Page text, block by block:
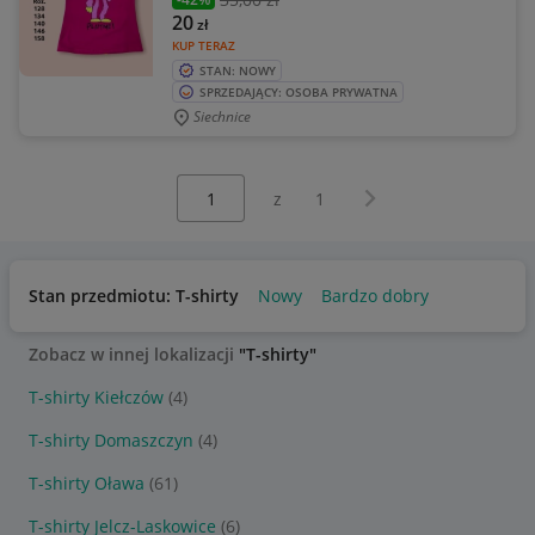
KUP TERAZ
20zł
STAN: NOWY
SPRZEDAJĄCY: OSOBA PRYWATNA
Siechnice
z 1 Następna strona
Stan przedmiotu: T-shirty Nowy Bardzo dobry
Zobacz w innej lokalizacji "T-shirty"
T-shirty Kiełczów (4)
T-shirty Domaszczyn (4)
T-shirty Oława (61)
T-shirty Jelcz-Laskowice (6)